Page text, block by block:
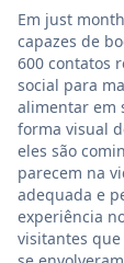
Em just
capazes de
600 contatos
social para
alimentar em
forma visual
eles são
parecem na
adequada e
experiência
visitantes